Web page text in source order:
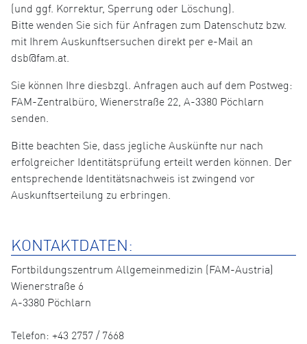
(und ggf. Korrektur, Sperrung oder Löschung).
Bitte wenden Sie sich für Anfragen zum Datenschutz bzw.
mit Ihrem Auskunftsersuchen direkt per e-Mail an
dsb@fam.at.
Sie können Ihre diesbzgl. Anfragen auch auf dem Postweg:
FAM-Zentralbüro, Wienerstraße 22, A-3380 Pöchlarn
senden.
Bitte beachten Sie, dass jegliche Auskünfte nur nach
erfolgreicher Identitätsprüfung erteilt werden können. Der
entsprechende Identitätsnachweis ist zwingend vor
Auskunftserteilung zu erbringen.
KONTAKTDATEN:
Fortbildungszentrum Allgemeinmedizin (FAM-Austria)
Wienerstraße 6
A-3380 Pöchlarn
Telefon: +43 2757 / 7668